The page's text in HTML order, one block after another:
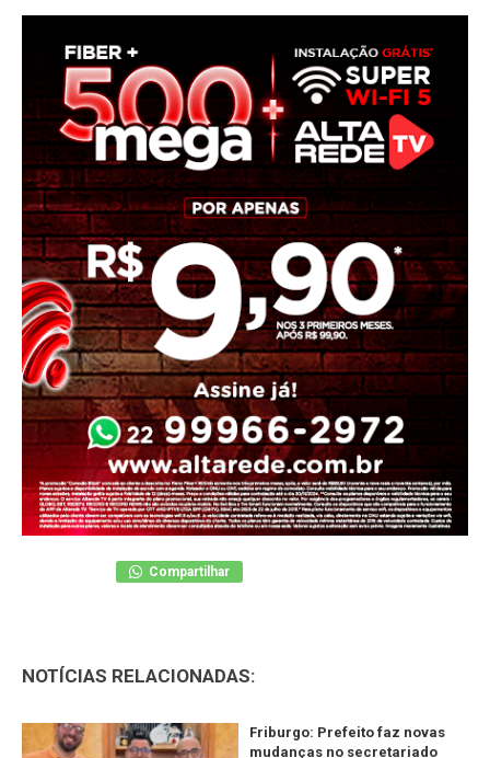
Compartilhar
NOTÍCIAS RELACIONADAS:
Friburgo: Prefeito faz novas
mudanças no secretariado